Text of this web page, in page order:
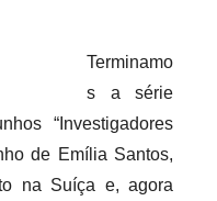
Terminamo
s a série
“Investigadores
de Emília Santos,
na Suíça e, agora